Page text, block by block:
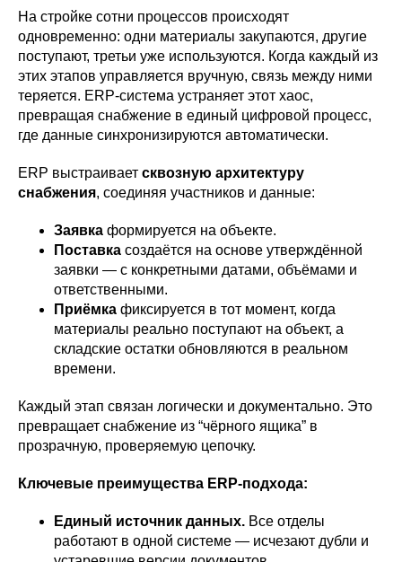
На стройке сотни процессов происходят
одновременно: одни материалы закупаются, другие
поступают, третьи уже используются. Когда каждый из
этих этапов управляется вручную, связь между ними
теряется. ERP-система устраняет этот хаос,
превращая снабжение в единый цифровой процесс,
где данные синхронизируются автоматически.
ERP выстраивает сквозную архитектуру
снабжения, соединяя участников и данные:
Заявка формируется на объекте.
Поставка создаётся на основе утверждённой
заявки — с конкретными датами, объёмами и
ответственными.
Приёмка фиксируется в тот момент, когда
материалы реально поступают на объект, а
складские остатки обновляются в реальном
времени.
Каждый этап связан логически и документально. Это
превращает снабжение из “чёрного ящика” в
прозрачную, проверяемую цепочку.
Ключевые преимущества ERP-подхода:
Единый источник данных. Все отделы
работают в одной системе — исчезают дубли и